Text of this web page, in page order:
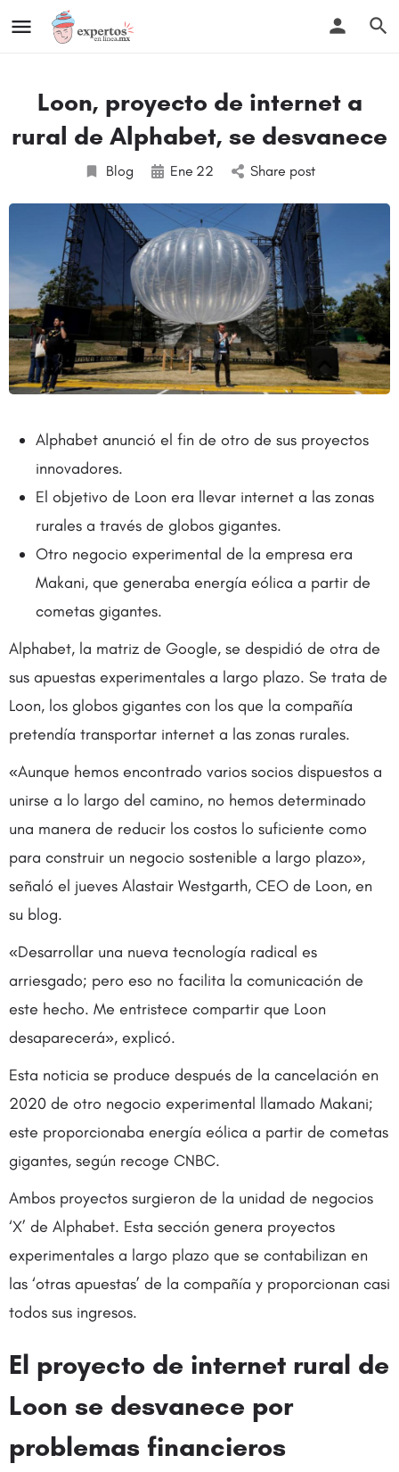
Loon, proyecto de internet a
rural de Alphabet, se desvanece
Blog Ene 22 Share post
Alphabet anunció el fin de otro de sus proyectos
innovadores.
El objetivo de Loon era llevar internet a las zonas
rurales a través de globos gigantes.
Otro negocio experimental de la empresa era
Makani, que generaba energía eólica a partir de
cometas gigantes.
Alphabet, la matriz de Google, se despidió de otra de
sus apuestas experimentales a largo plazo. Se trata de
Loon, los globos gigantes con los que la compañía
pretendía transportar internet a las zonas rurales.
«Aunque hemos encontrado varios socios dispuestos a
unirse a lo largo del camino, no hemos determinado
una manera de reducir los costos lo suficiente como
para construir un negocio sostenible a largo plazo»,
señaló el jueves Alastair Westgarth, CEO de Loon, en
su blog.
«Desarrollar una nueva tecnología radical es
arriesgado; pero eso no facilita la comunicación de
este hecho. Me entristece compartir que Loon
desaparecerá», explicó.
Esta noticia se produce después de la cancelación en
2020 de otro negocio experimental llamado Makani;
este proporcionaba energía eólica a partir de cometas
gigantes, según recoge CNBC.
Ambos proyectos surgieron de la unidad de negocios
‘X’ de Alphabet. Esta sección genera proyectos
experimentales a largo plazo que se contabilizan en
las ‘otras apuestas’ de la compañía y proporcionan casi
todos sus ingresos.
El proyecto de internet rural de
Loon se desvanece por
problemas financieros